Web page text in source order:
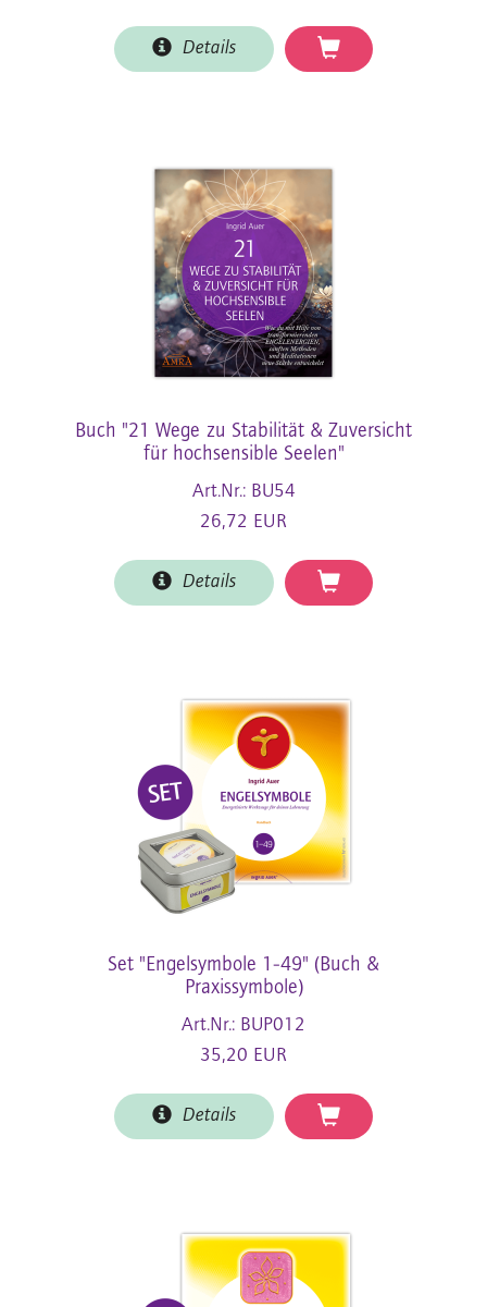
Details
Buch "21 Wege zu Stabilität & Zuversicht
für hochsensible Seelen"
Art.Nr.: BU54
26,72 EUR
Details
Set "Engelsymbole 1-49" (Buch &
Praxissymbole)
Art.Nr.: BUP012
35,20 EUR
Details